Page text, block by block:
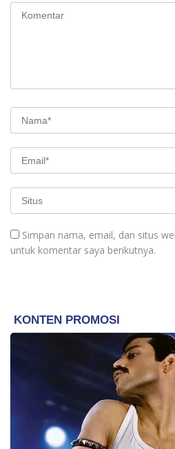
Simpan nama, email, dan situs
untuk komentar saya berikutnya.